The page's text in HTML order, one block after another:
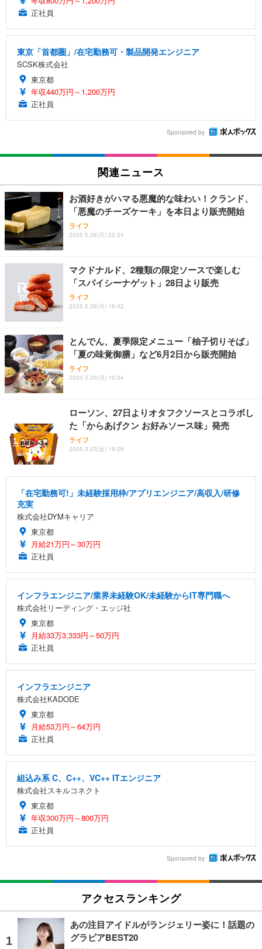
正社員
東京「首都圏」/在宅勤務可・製品開発エンジニア
SCSK株式会社
東京都
年収440万円～1,200万円
正社員
Sponsored by
関連ニュース
お酒好きがハマる悪魔的な味わい！クランド、
「悪魔のチーズケーキ」を本日より販売開始
ライフ
2025.5.26(月) 22:24
マクドナルド、2種類の限定ソースで楽しむ
「スパイシーナゲット」28日より販売
ライフ
2025.5.26(月) 16:42
とんでん、夏季限定メニュー「柚子切りそば」
「夏の味覚御膳」など6月2日から販売開始
ライフ
2025.5.26(月) 16:04
ローソン、27日よりオタフクソースとコラボし
た「からあげクン お好みソース味」発売
ライフ
2025.5.23(金) 19:28
「在宅勤務可!」未経験採用枠/アプリエンジニア/高収入/研修
充実
株式会社DYMキャリア
東京都
月給21万円～30万円
正社員
インフラエンジニア/業界未経験OK/未経験からIT専門職へ
株式会社リーディング・エッジ社
東京都
月給33万3,333円～50万円
正社員
インフラエンジニア
株式会社KADODE
東京都
月給53万円～64万円
正社員
組込み系 C、C++、VC++ ITエンジニア
株式会社スキルコネクト
東京都
年収300万円～800万円
正社員
Sponsored by
アクセスランキング
あの注目アイドルがランジェリー姿に！話題の
グラビアBEST20